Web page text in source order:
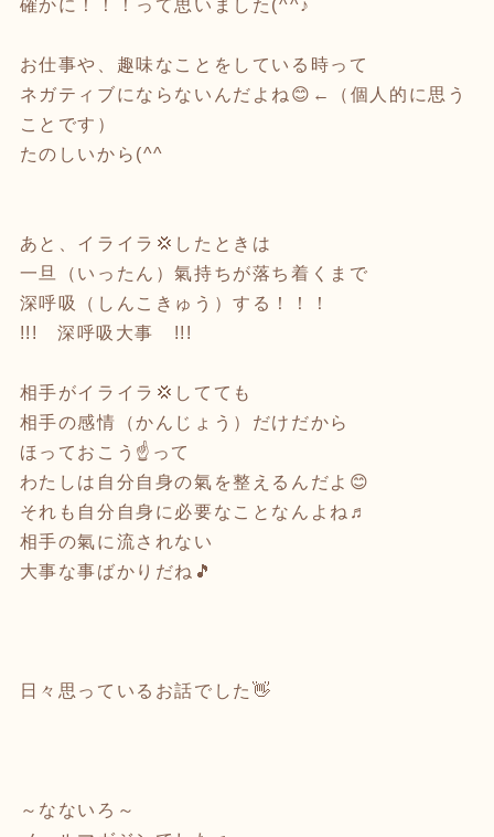
確かに！！！って思いました(^^♪
お仕事や、趣味なことをしている時って
ネガティブにならないんだよね😊←（個人的に思う
ことです）
たのしいから(^^
あと、イライラ💢したときは
一旦（いったん）氣持ちが落ち着くまで
深呼吸（しんこきゅう）する！！！
!!! 深呼吸大事 !!!
相手がイライラ💢してても
相手の感情（かんじょう）だけだから
ほっておこう☝️って
わたしは自分自身の氣を整えるんだよ😊
それも自分自身に必要なことなんよね♬
相手の氣に流されない
大事な事ばかりだね🎵
日々思っているお話でした👋
～なないろ～